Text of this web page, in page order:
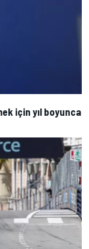
için yıl boyunca